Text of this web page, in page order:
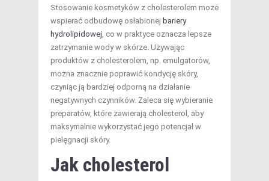
Stosowanie kosmetyków z cholesterolem może
wspierać odbudowę osłabionej bariery
hydrolipidowej, co w praktyce oznacza lepsze
zatrzymanie wody w skórze. Używając
produktów z cholesterolem, np. emulgatorów,
można znacznie poprawić kondycję skóry,
czyniąc ją bardziej odporną na działanie
negatywnych czynników. Zaleca się wybieranie
preparatów, które zawierają cholesterol, aby
maksymalnie wykorzystać jego potencjał w
pielęgnacji skóry.
Jak cholesterol